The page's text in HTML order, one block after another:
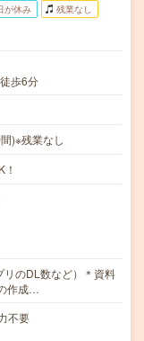
が休み 残業なし
歩6分
)※残業なし
リのDL数など）＊資料
作成…
不要